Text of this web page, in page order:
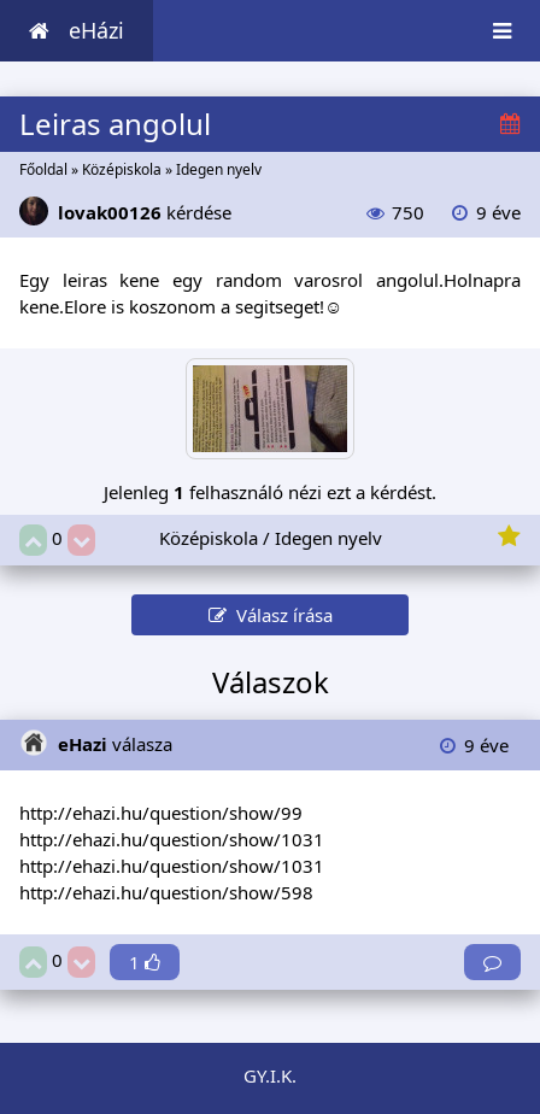
eHázi
Leiras angolul
Főoldal » Középiskola »Idegen nyelv
lovak00126 kérdése 750 9 éve
Egy leiras kene egy random varosrol angolul.Holnapra
kene.Elore is koszonom a segitseget!☺
Jelenleg 1 felhasználó nézi ezt a kérdést.
0
Középiskola / Idegen nyelv
Válasz írása
Válaszok
eHazi válasza 9 éve
http://ehazi.hu/question/show/99
http://ehazi.hu/question/show/1031
http://ehazi.hu/question/show/1031
http://ehazi.hu/question/show/598
0 1
GY.I.K.